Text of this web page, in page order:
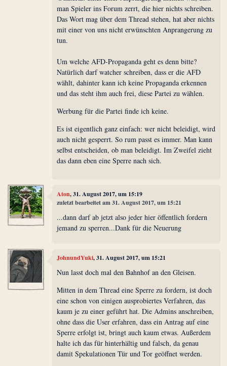
man Spieler ins Forum zerrt, die hier nichts schreiben.
Das Wort mag über dem Thread stehen, hat aber nichts
mit einer von uns nicht erwünschten Anprangerung zu
tun.
Um welche AFD-Propaganda geht es denn bitte?
Natürlich darf watcher schreiben, dass er die AFD
wählt, dahinter kann ich keine Propaganda erkennen
und das steht ihm auch frei, diese Partei zu wählen.
Werbung für die Partei finde ich keine.
Es ist eigentlich ganz einfach: wer nicht beleidigt, wird
auch nicht gesperrt. So rum passt es immer. Man kann
selbst entscheiden, ob man beleidigt. Im Zweifel zieht
das dann eben eine Sperre nach sich.
Aton, 31. August 2017, um 15:19
zuletzt bearbeitet am 31. August 2017, um 15:21
...dann darf ab jetzt also jeder hier öffentlich fordern
jemand zu sperren...Dank für die Neuerung
JohnundYuki, 31. August 2017, um 15:21
Nun lasst doch mal den Bahnhof an den Gleisen.
Mitten in dem Thread eine Sperre zu fordern, ist doch
eine schon von einigen ausprobiertes Verfahren, das
kaum je zu einer geführt hat. Die Admins anschreiben,
ohne dass die User erfahren, dass ein Antrag auf eine
Sperre erfolgt ist, bringt auch kaum etwas. Außerdem
halte ich das für hinterhältig und falsch, da genau
damit Spekulationen Tür und Tor geöffnet werden.